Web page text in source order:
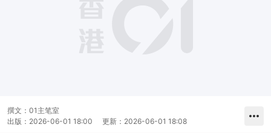
撰文： 01主笔室
出版： 2026-06-01 18:00 更新： 2026-06-01 18:08